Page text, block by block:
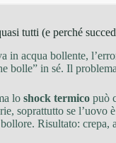
tutti (e perché
in acqua bollente,
bolle” in sé. Il
lo shock termico può
soprattutto se l’uovo
Risultato: crepa,